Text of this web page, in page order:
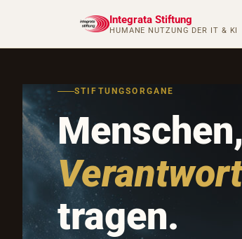
Integrata Stiftung
HUMANE NUTZUNG DER IT & KI
STIFTUNGSORGANE
tragen.